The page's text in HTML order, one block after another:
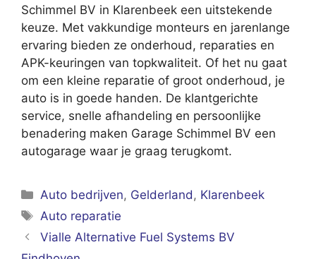
Schimmel BV in Klarenbeek een uitstekende
keuze. Met vakkundige monteurs en jarenlange
ervaring bieden ze onderhoud, reparaties en
APK-keuringen van topkwaliteit. Of het nu gaat
om een kleine reparatie of groot onderhoud, je
auto is in goede handen. De klantgerichte
service, snelle afhandeling en persoonlijke
benadering maken Garage Schimmel BV een
autogarage waar je graag terugkomt.
Categorieën
Auto bedrijven, Gelderland , Klarenbeek
Tags
Auto reparatie
Vialle Alternative Fuel Systems BV